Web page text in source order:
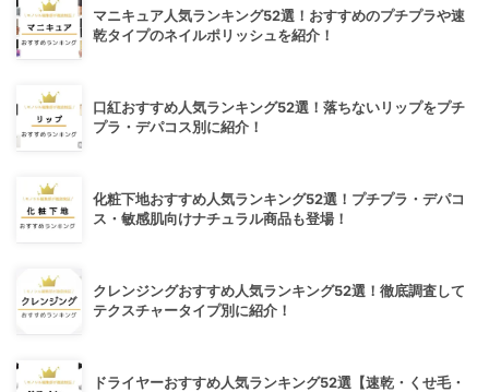
マニキュア人気ランキング52選！おすすめのプチプラや速
乾タイプのネイルポリッシュを紹介！
口紅おすすめ人気ランキング52選！落ちないリップをプチ
プラ・デパコス別に紹介！
化粧下地おすすめ人気ランキング52選！プチプラ・デパコ
ス・敏感肌向けナチュラル商品も登場！
クレンジングおすすめ人気ランキング52選！徹底調査して
テクスチャータイプ別に紹介！
ドライヤーおすすめ人気ランキング52選【速乾・くせ毛・